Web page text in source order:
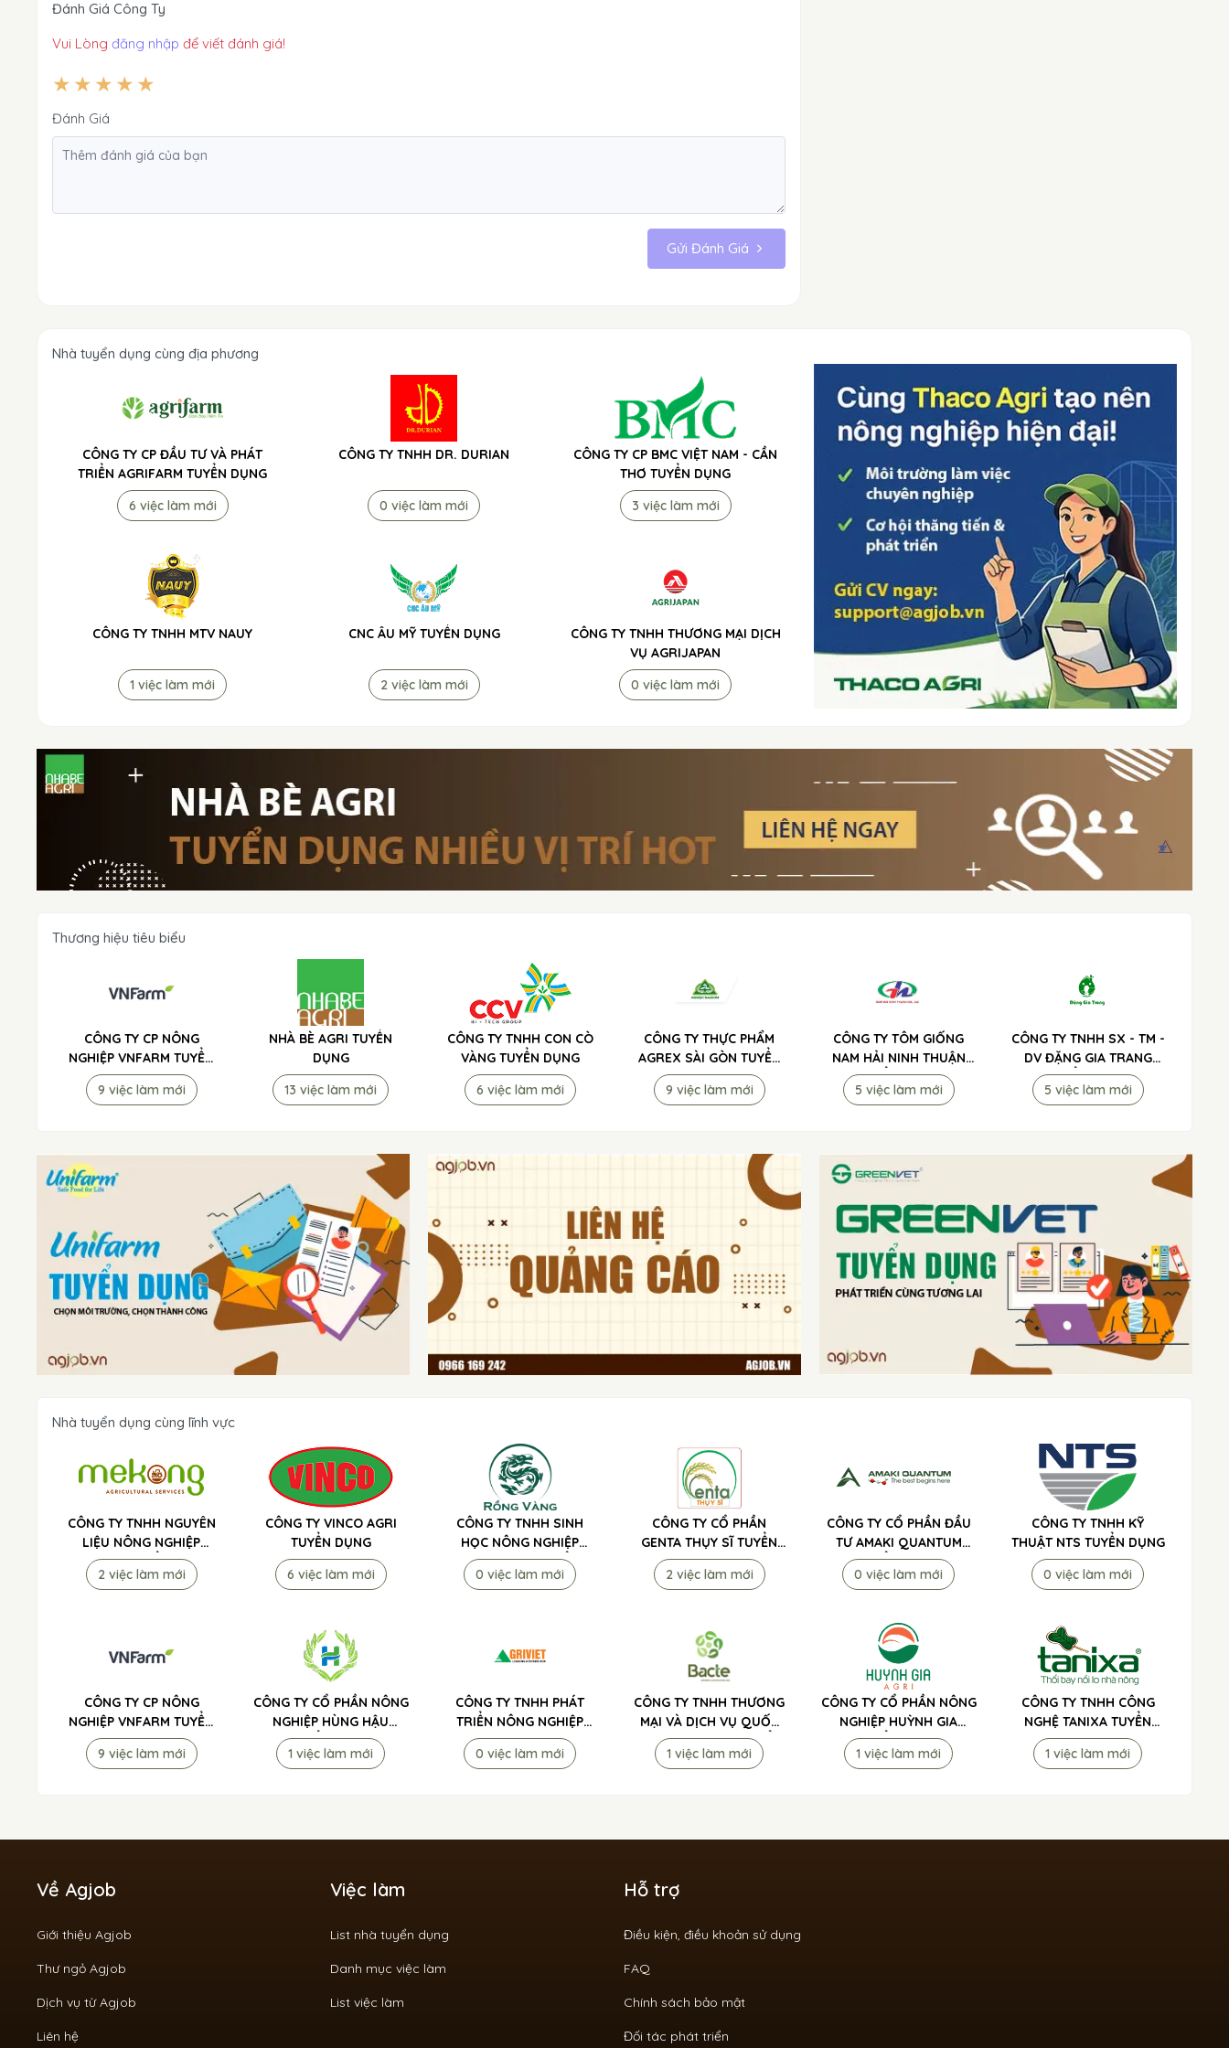
Đánh Giá Công Ty
Vui Lòng đăng nhập để viết đánh giá!
Đánh Giá
Gửi Đánh Giá
Nhà tuyển dụng cùng địa phương
CÔNG TY CP ĐẦU TƯ VÀ PHÁT
TRIỂN AGRIFARM TUYỂN DỤNG
6 việc làm mới
CÔNG TY TNHH DR. DURIAN
0 việc làm mới
CÔNG TY CP BMC VIỆT NAM - CẦN
THƠ TUYỂN DỤNG
3 việc làm mới
CÔNG TY TNHH MTV NAUY
1 việc làm mới
CNC ÂU MỸ TUYỂN DỤNG
2 việc làm mới
CÔNG TY TNHH THƯƠNG MẠI DỊCH
VỤ AGRIJAPAN
0 việc làm mới
Thương hiệu tiêu biểu
CÔNG TY CP NÔNG
NGHIỆP VNFARM TUYỂN
DỤNG
9 việc làm mới
NHÀ BÈ AGRI TUYỂN
DỤNG
13 việc làm mới
CÔNG TY TNHH CON CÒ
VÀNG TUYỂN DỤNG
6 việc làm mới
CÔNG TY THỰC PHẨM
AGREX SÀI GÒN TUYỂN
DỤNG
9 việc làm mới
CÔNG TY TÔM GIỐNG
NAM HẢI NINH THUẬN
TUYỂN DỤNG
5 việc làm mới
CÔNG TY TNHH SX - TM -
DV ĐẶNG GIA TRANG
TUYỂN DỤNG
5 việc làm mới
Nhà tuyển dụng cùng lĩnh vực
CÔNG TY TNHH NGUYÊN
LIỆU NÔNG NGHIỆP
MEKONG TUYỂN DỤNG
2 việc làm mới
CÔNG TY VINCO AGRI
TUYỂN DỤNG
6 việc làm mới
CÔNG TY TNHH SINH
HỌC NÔNG NGHIỆP
RỒNG VÀNG TUYỂN
DỤNG
0 việc làm mới
CÔNG TY CỔ PHẦN
GENTA THỤY SĨ TUYỂN
DỤNG
2 việc làm mới
CÔNG TY CỔ PHẦN ĐẦU
TƯ AMAKI QUANTUM
TUYỂN DỤNG
0 việc làm mới
CÔNG TY TNHH KỸ
THUẬT NTS TUYỂN DỤNG
0 việc làm mới
CÔNG TY CP NÔNG
NGHIỆP VNFARM TUYỂN
DỤNG
9 việc làm mới
CÔNG TY CỔ PHẦN NÔNG
NGHIỆP HÙNG HẬU
TUYỂN DỤNG
1 việc làm mới
CÔNG TY TNHH PHÁT
TRIỂN NÔNG NGHIỆP
VIỆT NAM (AGRIVIET)
TUYỂN DỤNG
0 việc làm mới
CÔNG TY TNHH THƯƠNG
MẠI VÀ DỊCH VỤ QUỐC
TẾ TIP TO MÃ LAI TUYỂN
DỤNG
1 việc làm mới
CÔNG TY CỔ PHẦN NÔNG
NGHIỆP HUỲNH GIA
TUYỂN DỤNG
1 việc làm mới
CÔNG TY TNHH CÔNG
NGHỆ TANIXA TUYỂN
DỤNG
1 việc làm mới
Về Agjob
Giới thiệu Agjob
Thư ngỏ Agjob
Dịch vụ từ Agjob
Liên hệ
Việc làm
List nhà tuyển dụng
Danh mục việc làm
List việc làm
Hỗ trợ
Điều kiện, điều khoản sử dụng
FAQ
Chính sách bảo mật
Đối tác phát triển